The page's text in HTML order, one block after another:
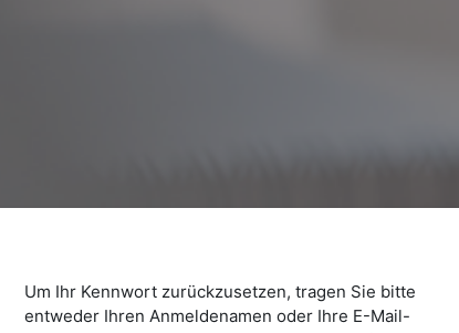
Um Ihr Kennwort zurückzusetzen, tragen Sie bitte
entweder Ihren Anmeldenamen oder Ihre E-Mail-